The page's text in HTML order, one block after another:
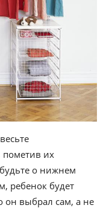
их
о нижнем
ребенок будет
он выбрал сам, а не